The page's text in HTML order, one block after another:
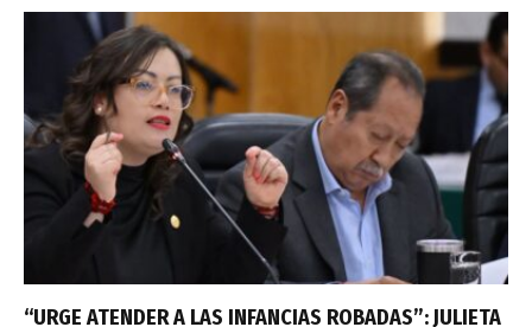
“URGE ATENDER A LAS INFANCIAS ROBADAS”: JULIETA